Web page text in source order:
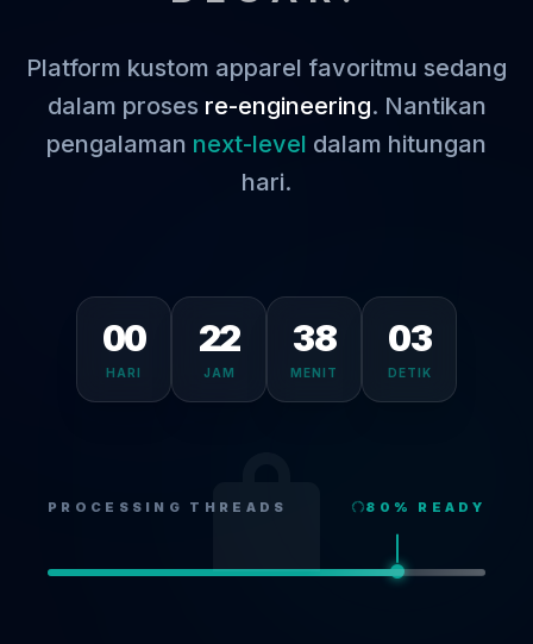
Platform kustom apparel favoritmu sedang
dalam proses re-engineering. Nantikan
pengalaman next-level dalam hitungan
hari.
00
HARI
22
JAM
38
MENIT
03
DETIK
PROCESSING THREADS 80 % READY